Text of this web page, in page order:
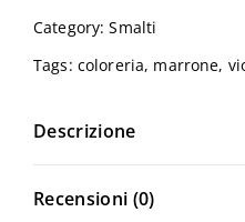
Category:Smalti
Tags: coloreria, marrone,
Descrizione
Recensioni (0)